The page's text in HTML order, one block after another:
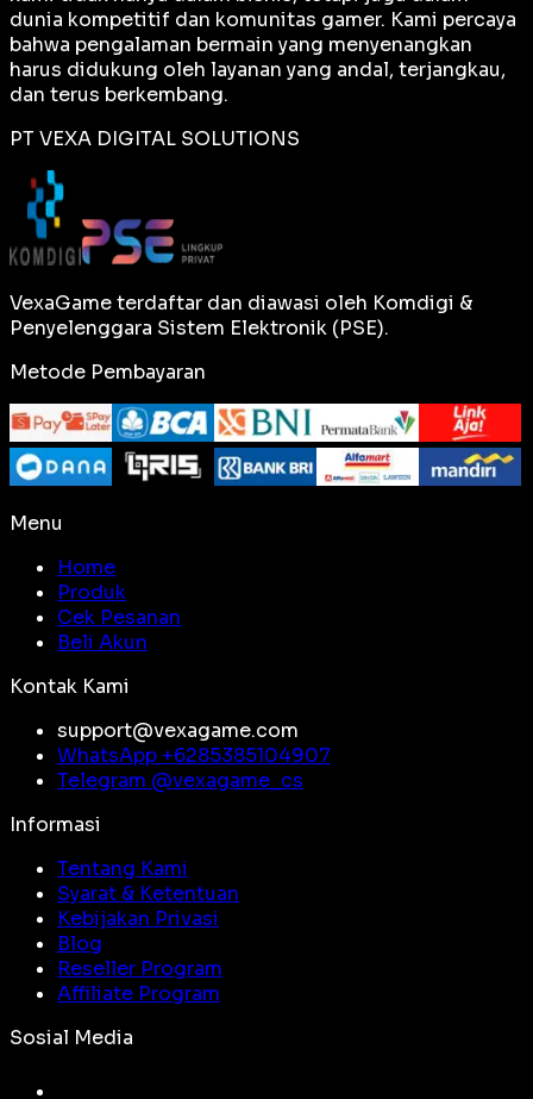
dunia kompetitif dan komunitas gamer. Kami percaya
bahwa pengalaman bermain yang menyenangkan
harus didukung oleh layanan yang andal, terjangkau,
dan terus berkembang.
PT VEXA DIGITAL SOLUTIONS
VexaGame terdaftar dan diawasi oleh Komdigi &
Penyelenggara Sistem Elektronik (PSE).
Metode Pembayaran
Menu
Home
Produk
Cek Pesanan
Beli Akun
Kontak Kami
support@vexagame.com
WhatsApp +6285385104907
Telegram @vexagame_cs
Informasi
Tentang Kami
Syarat & Ketentuan
Kebijakan Privasi
Blog
Reseller Program
Affiliate Program
Sosial Media